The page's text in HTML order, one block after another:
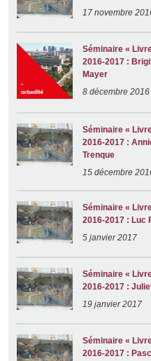
17 novembre
Séminaire «
2016-2017 :
Mayer
8 décembre 2016
Séminaire «
2016-2017 :
Trenque
15 décembre
Séminaire «
2016-2017 : Luc
5 janvier 2017
Séminaire «
2016-2017 :
19 janvier 2017
Séminaire «
2016-2017 :